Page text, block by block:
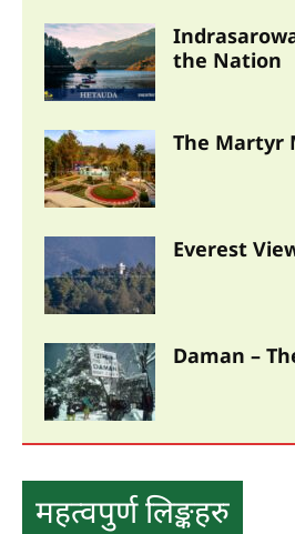
the Nation
The Martyr
Everest
Daman –
महत्वपुर्ण लिङ्कहरु